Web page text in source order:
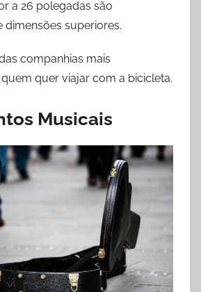
a 26 polegadas são
dimensões superiores.
companhias mais
quer viajar com a bicicleta.
Musicais